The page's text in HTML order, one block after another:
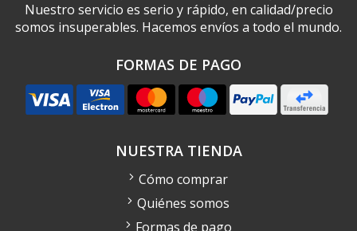
Nuestro servicio es serio y rápido, en calidad/precio
somos insuperables. Hacemos envíos a todo el mundo.
FORMAS DE PAGO
NUESTRA TIENDA
Cómo comprar
Quiénes somos
Formas de pago